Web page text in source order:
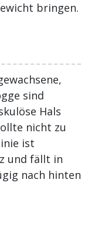
bringen.
sind
Hals
nicht zu
ist
und fällt in
nach hinten